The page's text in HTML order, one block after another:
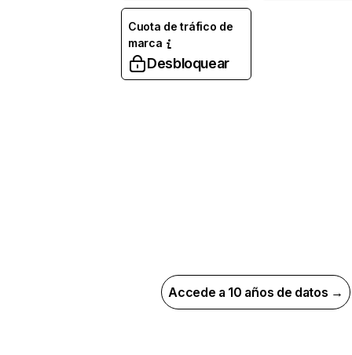
Cuota de tráfico de
marca
Desbloquear
Accede a 10 años de datos →